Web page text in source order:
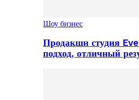
Шоу бизнес
Продакшн студия
подход, отличный